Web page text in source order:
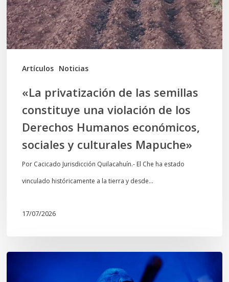
Artículos Noticias
una
violación
de
Humanos
económicos,
sociales
culturales
Mapuche»
«La privatización de las semillas
constituye una violación de los
Derechos Humanos económicos,
sociales y culturales Mapuche»
Por Cacicado Jurisdicción Quilacahuín.- El Che ha estado
vinculado históricamente a la tierra y desde…
17/07/2026